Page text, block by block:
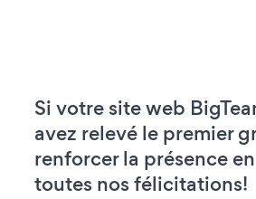
Si votre site web
avez relevé le premier
renforcer la présence
toutes nos félicitations!